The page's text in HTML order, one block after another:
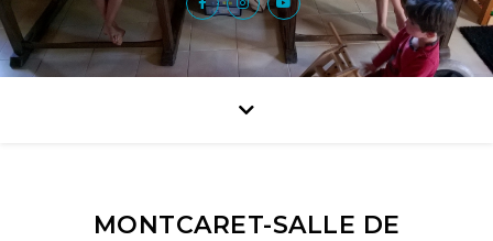
MONTCARET-SALLE DE